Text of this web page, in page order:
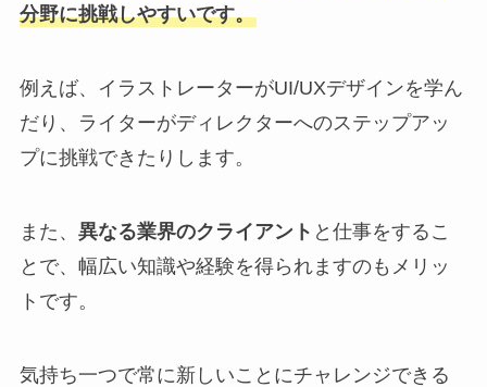
分野に挑戦しやすいです。
例えば、イラストレーターがUI/UXデザインを学ん
だり、ライターがディレクターへのステップアッ
プに挑戦できたりします。
また、 異なる業界のクライアント と仕事をするこ
とで、幅広い知識や経験を得られますのもメリッ
トです。
気持ち一つで常に新しいことにチャレンジできる